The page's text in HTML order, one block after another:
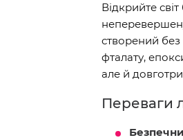
Відкрийте
створений без
фталату,
але й
Переваги